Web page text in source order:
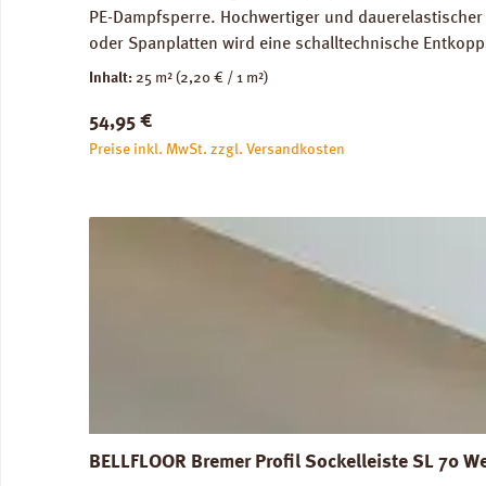
PE-Dampfsperre. Hochwertiger und
oder Spanplatten wird eine schalltechnische
Trittschalldämmung und Gehschallverbesserung.
2,2 mm, 1 Rolle = 25,0 m². Trittschall-
Verlegeanleitung PRINZ AquaStop Combi PLUS
Inhalt: 25 m² (2,20 € / 1 m²)
Regulärer Preis:
54,95 €
Preise inkl. MwSt. zzgl. Versandkosten
BELLFLOOR Bremer Profil Sockelleiste SL 70